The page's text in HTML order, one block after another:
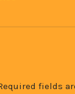
fields